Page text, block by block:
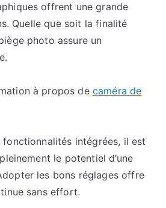
offrent une grande
Quelle que soit la finalité
photo assure un
à propos de caméra de
fonctionnalités intégrées, il est
le potentiel d’une
les bons réglages offre
sans effort.